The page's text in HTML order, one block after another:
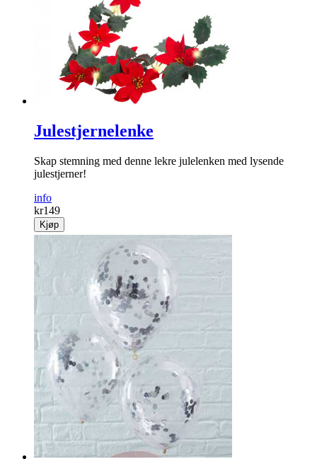
Julestjernelenke
Skap stemning med denne lekre julelenken med lysende
julestjerner!
info
kr149
Kjøp